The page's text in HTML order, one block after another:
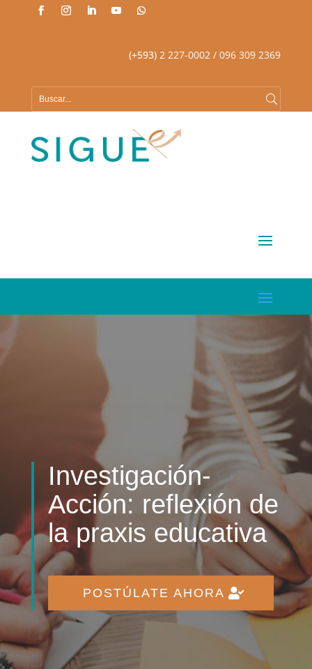
(+593)2 227-0002 / 096 309 2369
Investigación-
Acción: reflexión de
la praxis educativa
POSTÚLATE AHORA